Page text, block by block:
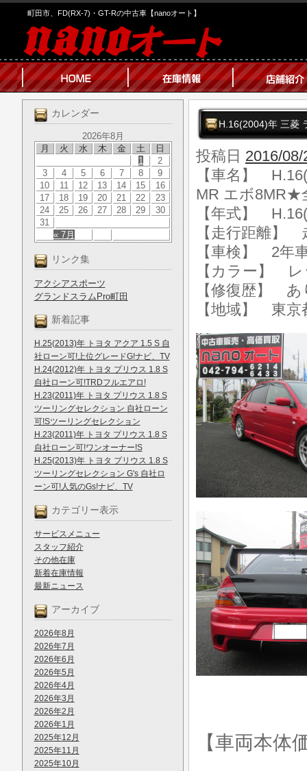
町田市、FD(RX-7)・GT-Rの中古車【nanoオート】
カレンダー
2026年8月
月
火 水 木 金 土 日
« 7月
1
2
3
4 5 6 7 8
9
10
11 12 13 14 15
16
17
18 19 20 21 22
23
24
25 26 27 28 29
30
31
リンク集
アクシアスポーツ
グランドスラムPro町田
新着記事
H.25(2013)年 トヨタ アクア 1.5 S 自
社ローン可!上位グレードG!ナビ、TV
H.24(2012)年 トヨタ プリウス 1.8 S
自社ローン可!TRDフルエアロ!
H.23(2011)年 トヨタ プリウス 1.8 S
ツーリングセレクション 自社ローン
可!Sツーリングセレクション
H.23(2011)年 トヨタ プリウス 1.8 S
自社ローン可!ワンオーナー!S
H.25(2013)年 トヨタ プリウス 1.8 S
ツーリングセレクション G's 自社ロ
ーン可!人気のGs!ナビ、TV
カテゴリー表示
サービスメニュー
スタッフ紹介
その他在庫
新着在庫情報
最新ニュース
アーカイブ
2026年8月
2026年7月
2026年6月
2026年5月
2026年4月
2026年3月
2026年2月
2026年1月
2025年12月
2025年11月
2025年10月
H.16(2004)年 三菱
投稿日 2016/08/
【車名】
MR エボ8MR★
【年式】
【走行距離】
【車検】 2年
【カラー】
【修復歴】 あ
【地域】 東京
【車両本体